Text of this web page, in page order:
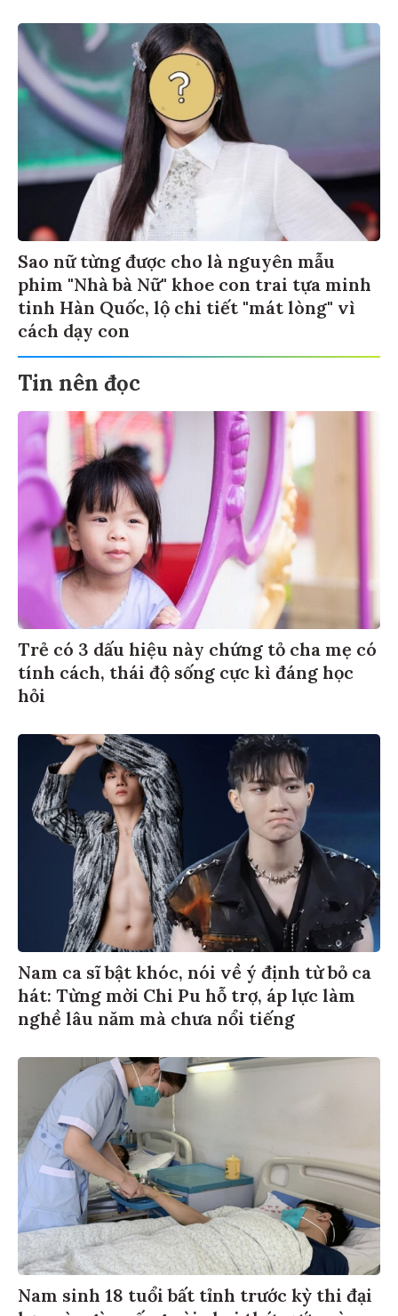
Sao nữ từng được cho là nguyên mẫu
phim "Nhà bà Nữ" khoe con trai tựa minh
tinh Hàn Quốc, lộ chi tiết "mát lòng" vì
cách dạy con
Tin nên đọc
Trẻ có 3 dấu hiệu này chứng tỏ cha mẹ có
tính cách, thái độ sống cực kì đáng học
hỏi
Nam ca sĩ bật khóc, nói về ý định từ bỏ ca
hát: Từng mời Chi Pu hỗ trợ, áp lực làm
nghề lâu năm mà chưa nổi tiếng
Nam sinh 18 tuổi bất tỉnh trước kỳ thi đại